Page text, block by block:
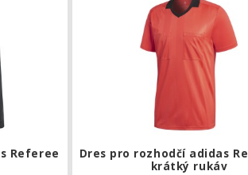
Referee
Dres pro rozhodčí adidas
krátký rukáv